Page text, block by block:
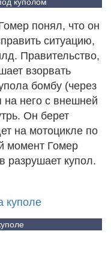
понял, что он
ситуацию,
Правительство,
взорвать
бомбу (через
на него с внешней
Он берет
на мотоцикле по
момент Гомер
разрушает купол.